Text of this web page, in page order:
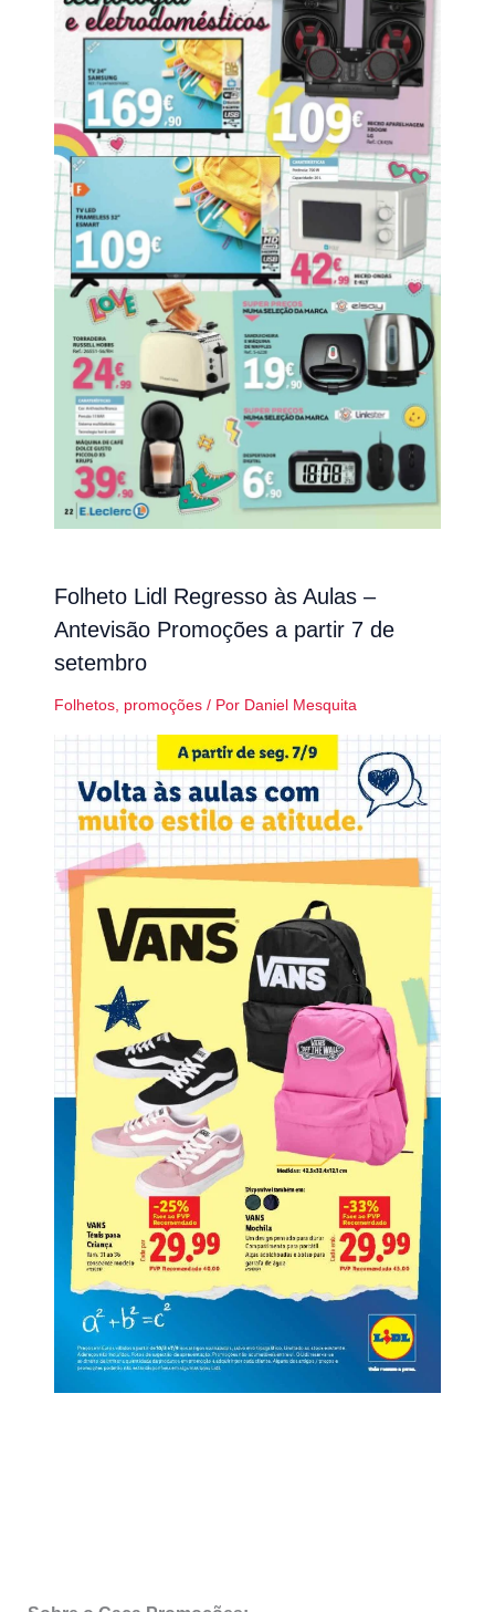
Folheto Lidl Regresso às Aulas –
Antevisão Promoções a partir 7 de
setembro
Folhetos, promoções/ Por Daniel Mesquita